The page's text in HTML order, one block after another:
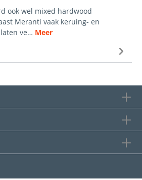
ook wel mixed hardwood
Meranti vaak keruing- en
ve… Meer